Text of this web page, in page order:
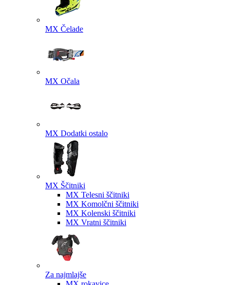
MX Čelade
MX Očala
MX Dodatki ostalo
MX Ščitniki
MX Telesni ščitniki
MX Komolčni ščitniki
MX Kolenski ščitniki
MX Vratni ščitniki
Za najmlajše